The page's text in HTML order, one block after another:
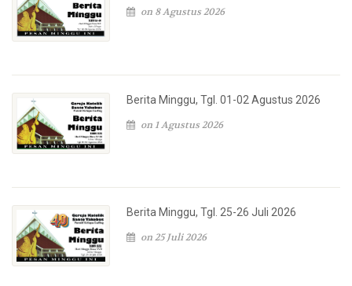
on 8 Agustus 2026
Berita Minggu, Tgl. 01-02 Agustus 2026
on 1 Agustus 2026
Berita Minggu, Tgl. 25-26 Juli 2026
on 25 Juli 2026